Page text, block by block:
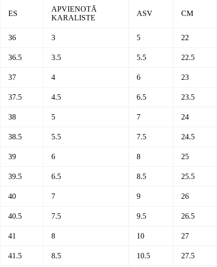
ES
APVIENOTĀ
KARALISTE
ASV CM
36 3 5 22
36.5 3.5 5.5 22.5
37 4 6 23
37.5 4.5 6.5 23.5
38 5 7 24
38.5 5.5 7.5 24.5
39 6 8 25
39.5 6.5 8.5 25.5
40 7 9 26
40.5 7.5 9.5 26.5
41 8 10 27
41.5 8.5 10.5 27.5